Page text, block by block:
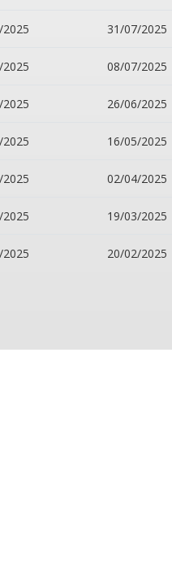
31/07/2025
08/07/2025
26/06/2025
16/05/2025
02/04/2025
19/03/2025
20/02/2025